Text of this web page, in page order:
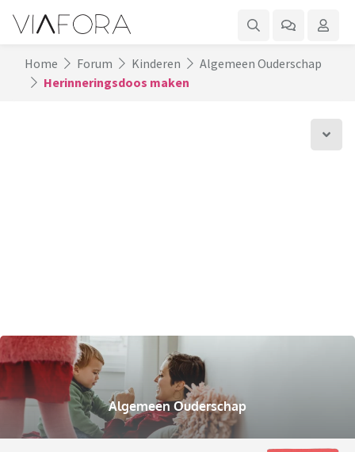
Home Forum Kinderen
Algemeen Ouderschap
Herinneringsdoos maken
Algemeen Ouderschap